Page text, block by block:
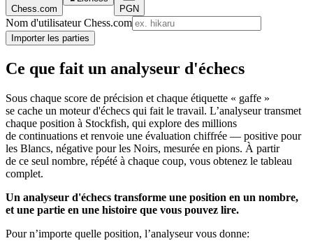
Chess.com
PGN
Nom d'utilisateur Chess.com
Importer les parties
Ce que fait un analyseur d'échecs
Sous chaque score de précision et chaque étiquette « gaffe »
se cache un moteur d'échecs qui fait le travail. L’analyseur transmet
chaque position à Stockfish, qui explore des millions
de continuations et renvoie une évaluation chiffrée — positive pour
les Blancs, négative pour les Noirs, mesurée en pions. À partir
de ce seul nombre, répété à chaque coup, vous obtenez le tableau
complet.
Un analyseur d'échecs transforme une position en un nombre,
et une partie en une histoire que vous pouvez lire.
Pour n’importe quelle position, l’analyseur vous donne: